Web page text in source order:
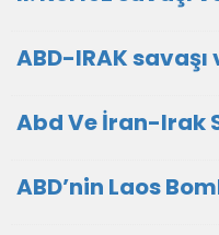
ABD-IRAK
Abd Ve İran-Irak
ABD’nin Laos